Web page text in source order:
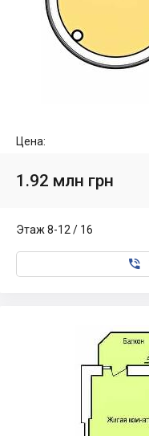
Цена:
1.92 млн грн
Этаж 8-12 / 16
